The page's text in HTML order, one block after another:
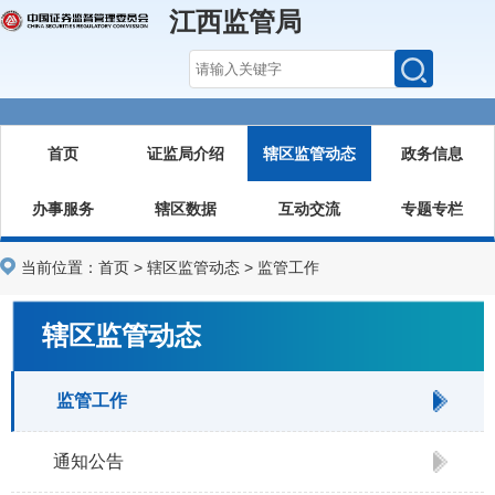
江西监管局
首页 证监局介绍 辖区监管动态 政务信息
办事服务 辖区数据 互动交流 专题专栏
当前位置： 首页 > 辖区监管动态 > 监管工作
辖区监管动态
监管工作
通知公告